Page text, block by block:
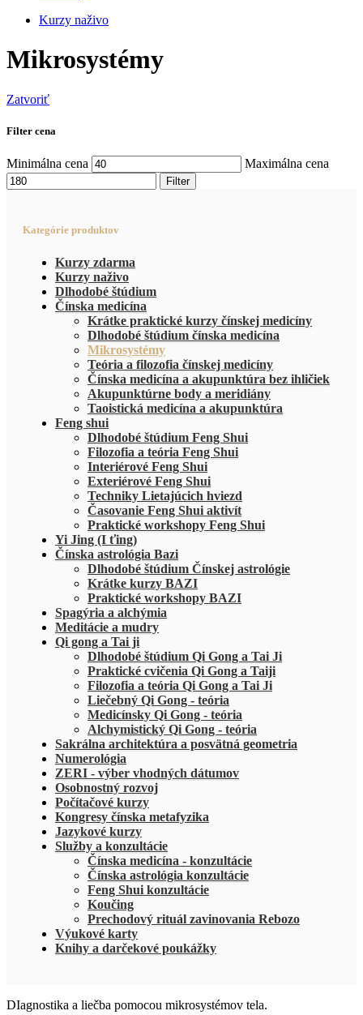
Kurzy naživo
Mikrosystémy
Zatvoriť
Filter cena
Minimálna cena Maximálna cena
Filter
Kategórie produktov
Kurzy zdarma
Kurzy naživo
Dlhodobé štúdium
Čínska medicína
Krátke praktické kurzy čínskej medicíny
Dlhodobé štúdium čínska medicína
Mikrosystémy
Teória a filozofia čínskej medicíny
Čínska medicína a akupunktúra bez ihličiek
Akupunktúrne body a meridiány
Taoistická medicína a akupunktúra
Feng shui
Dlhodobé štúdium Feng Shui
Filozofia a teória Feng Shui
Interiérové Feng Shui
Exteriérové Feng Shui
Techniky Lietajúcich hviezd
Časovanie Feng Shui aktivít
Praktické workshopy Feng Shui
Yi Jing (I ťing)
Čínska astrológia Bazi
Dlhodobé štúdium Čínskej astrológie
Krátke kurzy BAZI
Praktické workshopy BAZI
Spagýria a alchýmia
Meditácie a mudry
Qi gong a Tai ji
Dlhodobé štúdium Qi Gong a Tai Ji
Praktické cvičenia Qi Gong a Taiji
Filozofia a teória Qi Gong a Tai Ji
Liečebný Qi Gong - teória
Medicínsky Qi Gong - teória
Alchymistický Qi Gong - teória
Sakrálna architektúra a posvätná geometria
Numerológia
ZERI - výber vhodných dátumov
Osobnostný rozvoj
Počítačové kurzy
Kongresy čínska metafyzika
Jazykové kurzy
Služby a konzultácie
Čínska medicína - konzultácie
Čínska astrológia konzultácie
Feng Shui konzultácie
Koučing
Prechodový rituál zavinovania Rebozo
Výukové karty
Knihy a darčekové poukážky
DIagnostika a liečba pomocou mikrosystémov tela.